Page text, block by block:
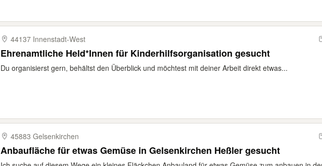
44137 Innenstadt-​West
Ehrenamtliche Held*Innen für Kinderhilfsorganisation gesucht
Du organisierst gern, behältst den Überblick und möchtest mit deiner Arbeit direkt etwas...
45883 Gelsenkirchen
Anbaufläche für etwas Gemüse in Gelsenkirchen Heßler gesucht